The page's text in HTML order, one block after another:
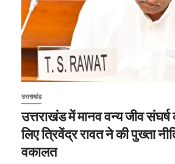
उत्तराखंड
उत्तराखंड में मानव वन्य जीव
लिए त्रिवेंद्र रावत ने की पुख्ता
वकालत